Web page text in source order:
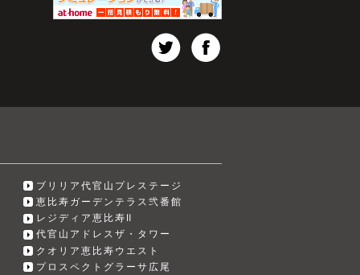
ブリリア代官山プレステージ
恵比寿ガーデンテラス弐番館
レジディア恵比寿Ⅱ
代官山アドレスザ・タワー
クオリア恵比寿ウエスト
プロスペクトグラーサ広尾